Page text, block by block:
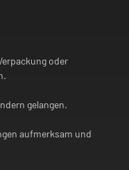
oder
gelangen.
aufmerksam und